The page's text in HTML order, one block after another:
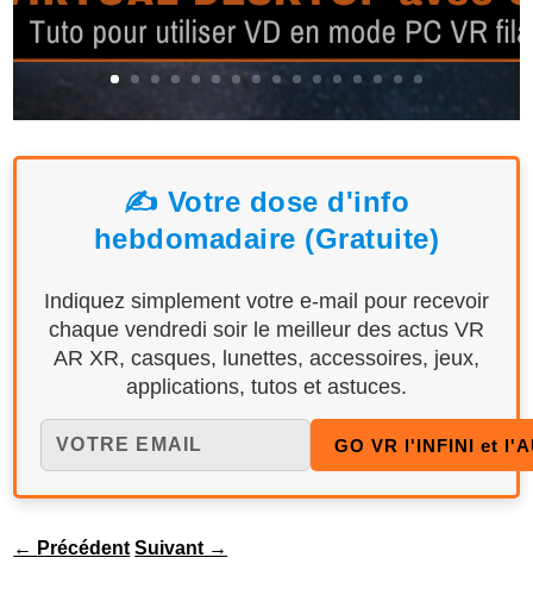
✍️ Votre dose d'info
hebdomadaire (Gratuite)
Indiquez simplement votre e-mail pour recevoir
chaque vendredi soir le meilleur des actus VR
AR XR, casques, lunettes, accessoires, jeux,
applications, tutos et astuces.
← Précédent Suivant→